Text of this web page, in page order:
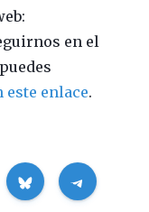
en el
enlace.